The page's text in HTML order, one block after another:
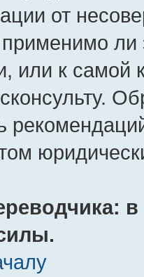
от
ли
или к самой